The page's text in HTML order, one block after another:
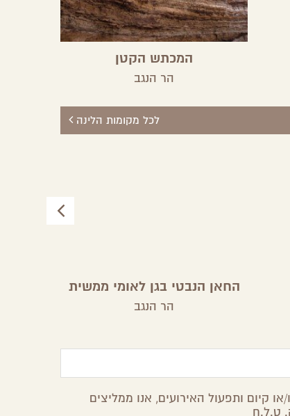
המכתש הקטן
הר הנגב
לכל מקומות הלינה
החאן הנבטי בגן לאומי ממשית
הר הנגב
קיום ותפעול האירועים, אנו ממליצים
ט.ל.ח